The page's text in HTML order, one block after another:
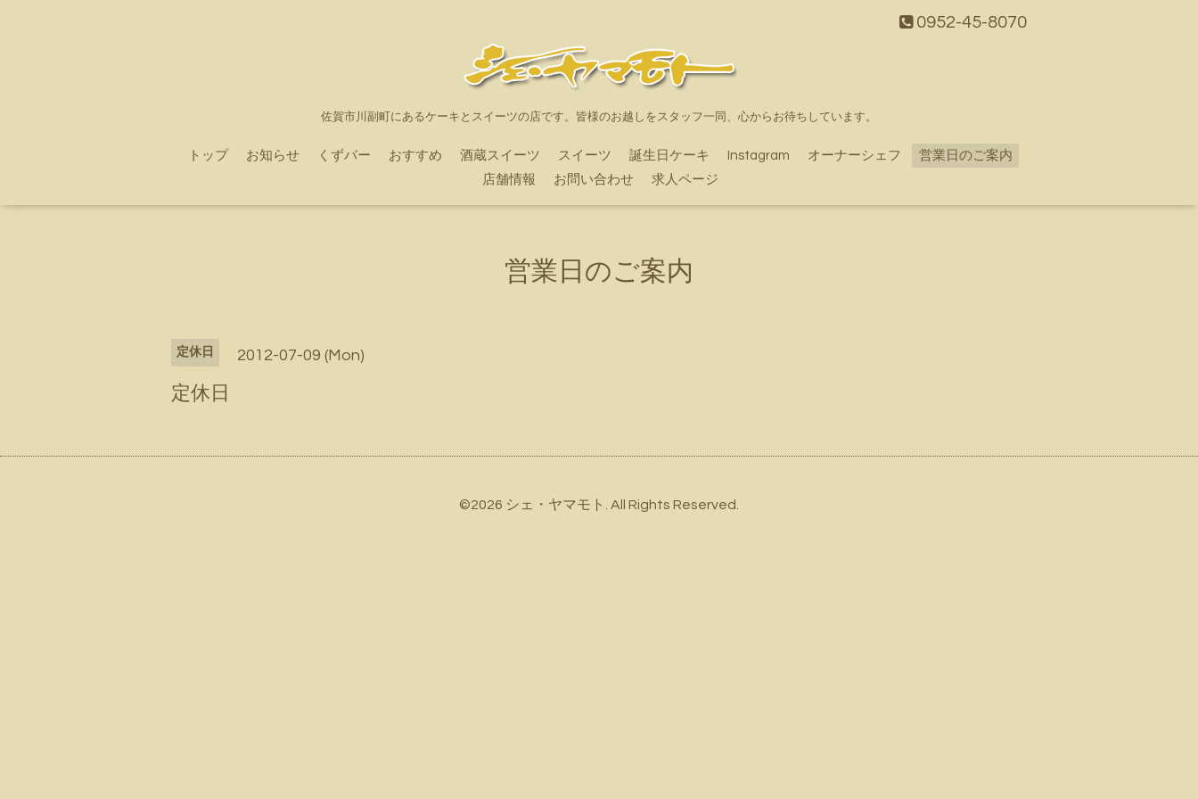
0952-45-8070
佐賀市川副町にあるケーキとスイーツの店です。皆様のお越しをスタッフ一同、心からお待ちしています。
トップ お知らせ くずバー おすすめ 酒蔵スイーツ スイーツ 誕生日ケーキ Instagram オーナーシェフ
営業日のご案内
店舗情報
お問い合わせ 求人ページ
営業日のご案内
定休日 2012-07-09 (Mon)
定休日
©2026 シェ・ヤマモト . All Rights Reserved.